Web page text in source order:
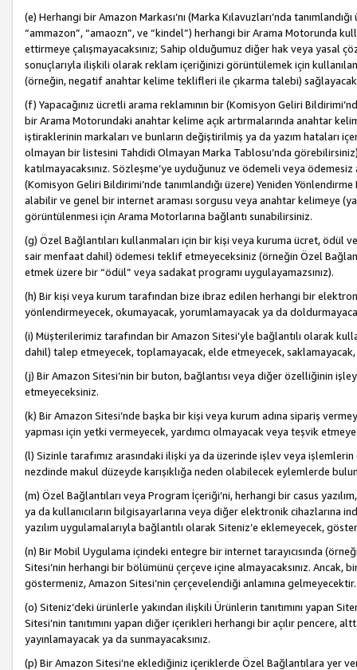
(e) Herhangi bir Amazon Markası’nı (Marka Kılavuzları’nda
“ammazon”, “amaozn”, ve “kindel”) herhangi bir Arama Motorunda
ettirmeye çalışmayacaksınız; Sahip olduğumuz diğer hak veya yasal
sonuçlarıyla ilişkili olarak reklam içeriğinizi görüntülemek için
(örneğin, negatif anahtar kelime teklifleri ile çıkarma talebi)
(f) Yapacağınız ücretli arama reklamının bir (Komisyon Geliri
bir Arama Motorundaki anahtar kelime açık artırmalarında anahtar
iştiraklerinin markaları ve bunların değiştirilmiş ya da yazım hataları
olmayan bir listesini Tahdidi Olmayan Marka Tablosu’nda
katılmayacaksınız. Sözleşme’ye uyduğunuz ve ödemeli veya
(Komisyon Geliri Bildirimi’nde tanımlandığı üzere) Yeniden
alabilir ve genel bir internet araması sorgusu veya anahtar kelimeye
görüntülenmesi için Arama Motorlarına bağlantı sunabilirsiniz.
(g) Özel Bağlantıları kullanmaları için bir kişi veya kuruma ücret, ödül
sair menfaat dahil) ödemesi teklif etmeyeceksiniz (örneğin Özel
etmek üzere bir “ödül” veya sadakat programı uygulayamazsınız).
(h) Bir kişi veya kurum tarafından bize ibraz edilen herhangi bir
yönlendirmeyecek, okumayacak, yorumlamayacak ya da
(i) Müşterilerimiz tarafından bir Amazon Sitesi’yle bağlantılı olarak
dahil) talep etmeyecek, toplamayacak, elde etmeyecek,
(j) Bir Amazon Sitesi’nin bir buton, bağlantısı veya diğer özelliğinin
etmeyeceksiniz.
(k) Bir Amazon Sitesi’nde başka bir kişi veya kurum adına sipariş
yapması için yetki vermeyecek, yardımcı olmayacak veya teşvik
(l) Sizinle tarafımız arasındaki ilişki ya da üzerinde işlev veya
nezdinde makul düzeyde karışıklığa neden olabilecek eylemlerde
(m) Özel Bağlantıları veya Program İçeriği’ni, herhangi bir casus
ya da kullanıcıların bilgisayarlarına veya diğer elektronik
yazılım uygulamalarıyla bağlantılı olarak Siteniz’e eklemeyecek,
(n) Bir Mobil Uygulama içindeki entegre bir internet tarayıcısında
Sitesi’nin herhangi bir bölümünü çerçeve içine almayacaksınız. Ancak,
göstermeniz, Amazon Sitesi’nin çerçevelendiği anlamına gelmeyecektir.
(o) Siteniz’deki ürünlerle yakından ilişkili Ürünlerin tanıtımını yapan
Sitesi’nin tanıtımını yapan diğer içerikleri herhangi bir açılır pencere,
yayınlamayacak ya da sunmayacaksınız.
(p) Bir Amazon Sitesi’ne eklediğiniz içeriklerde Özel Bağlantılara yer